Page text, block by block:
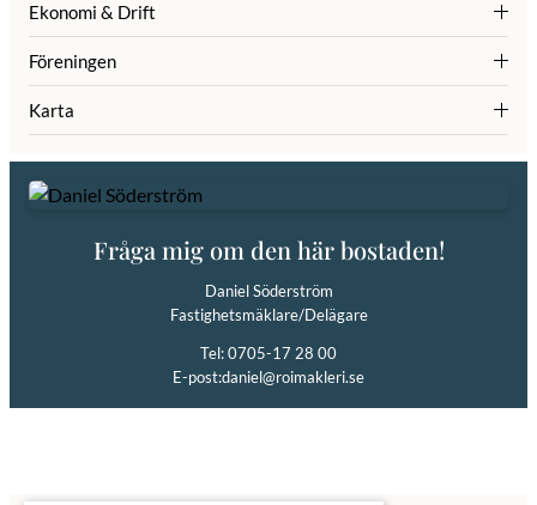
Fråga mig om den här bostaden!
Daniel Söderström
Fastighetsmäklare/Delägare
Tel: 0705-17 28 00
E-post:daniel@roimakleri.se
Ekonomi & Drift
Föreningen
Karta